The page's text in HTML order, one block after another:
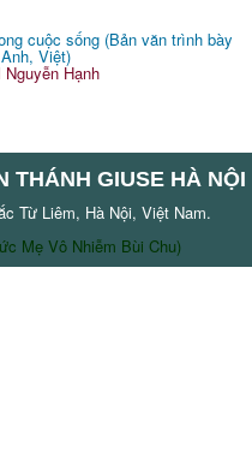
cuộc sống (Bản văn trình bày
Việt)
Nguyễn Hạnh
THÁNH GIUSE HÀ NỘI
Từ Liêm, Hà Nội, Việt Nam.
Mẹ Vô Nhiễm Bùi Chu)